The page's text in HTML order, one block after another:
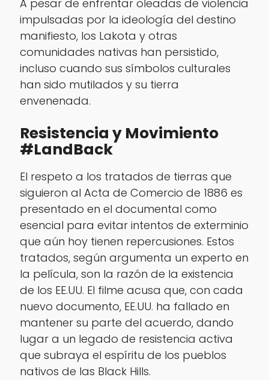
A pesar de enfrentar oleadas de violencia
impulsadas por la ideología del destino
manifiesto, los Lakota y otras
comunidades nativas han persistido,
incluso cuando sus símbolos culturales
han sido mutilados y su tierra
envenenada.
Resistencia y Movimiento
#LandBack
El respeto a los tratados de tierras que
siguieron al Acta de Comercio de 1886 es
presentado en el documental como
esencial para evitar intentos de exterminio
que aún hoy tienen repercusiones. Estos
tratados, según argumenta un experto en
la película, son la razón de la existencia
de los EE.UU. El filme acusa que, con cada
nuevo documento, EE.UU. ha fallado en
mantener su parte del acuerdo, dando
lugar a un legado de resistencia activa
que subraya el espíritu de los pueblos
nativos de las Black Hills.